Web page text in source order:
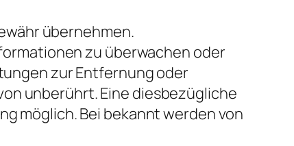
übernehmen.
zu überwachen oder
zur Entfernung oder
unberührt. Eine diesbezügliche
möglich. Bei bekannt werden von